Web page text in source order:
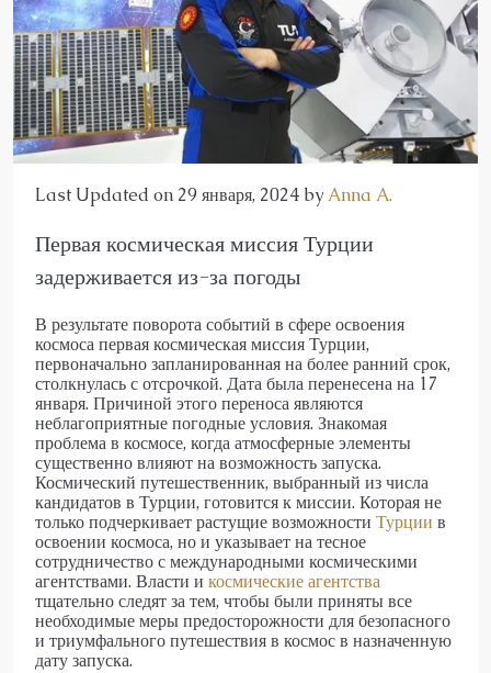
Last Updated on 29 января, 2024 byAnna A.
Первая космическая миссия Турции
задерживается из-за погоды
В результате поворота событий в сфере освоения
космоса первая космическая миссия Турции,
первоначально запланированная на более ранний срок,
столкнулась с отсрочкой. Дата была перенесена на 17
января. Причиной этого переноса являются
неблагоприятные погодные условия. Знакомая
проблема в космосе, когда атмосферные элементы
существенно влияют на возможность запуска.
Космический путешественник, выбранный из числа
кандидатов в Турции, готовится к миссии. Которая не
только подчеркивает растущие возможности Турции в
освоении космоса, но и указывает на тесное
сотрудничество с международными космическими
агентствами. Власти и космические агентства
тщательно следят за тем, чтобы были приняты все
необходимые меры предосторожности для безопасного
и триумфального путешествия в космос в назначенную
дату запуска.